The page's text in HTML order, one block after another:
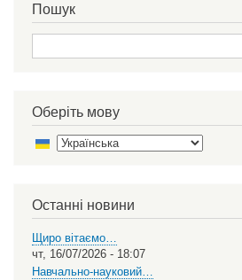
Пошук
Пошук
Оберіть мову
Останні новини
Щиро вітаємо…
чт, 16/07/2026 - 18:07
Навчально-науковий…